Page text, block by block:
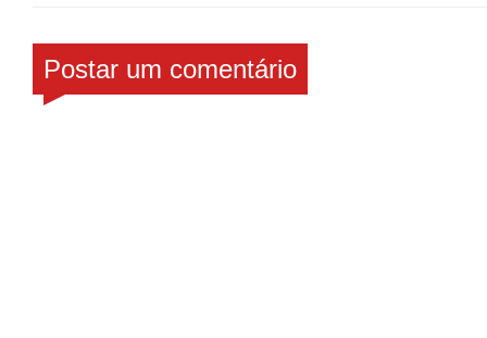
Postar um comentário